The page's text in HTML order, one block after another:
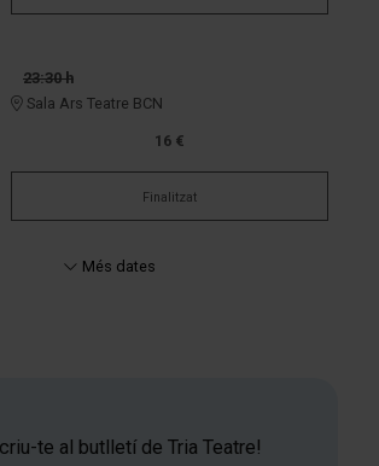
23:30 h
Sala Ars Teatre BCN
16 €
Finalitzat
Més dates
te al butlletí de Tria Teatre!